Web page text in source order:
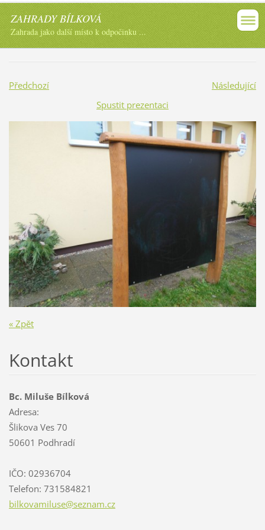
ZAHRADY BÍLKOVÁ
Zahrada jako další místo k odpočinku ...
Předchozí
Následující
Spustit prezentaci
« Zpět
Kontakt
Bc. Miluše Bílková
Adresa:
Šlikova Ves 70
50601 Podhradí
IČO: 02936704
Telefon: 731584821
bilkovamiluse@seznam.cz